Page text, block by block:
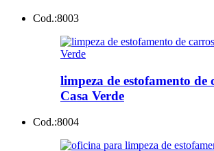
Cod.:8003
limpeza de estofamento de
Casa Verde
Cod.:8004